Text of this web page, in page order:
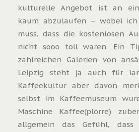
kulturelle Angebot ist an
kaum abzulaufen – wobei
muss, dass die kostenlosen
nicht sooo toll waren. Ein
zahlreichen Galerien von
Leipzig steht ja auch für
Kaffeekultur aber davon
selbst im Kaffeemuseum
Maschine Kaffee(plörre)
allgemein das Gefühl,